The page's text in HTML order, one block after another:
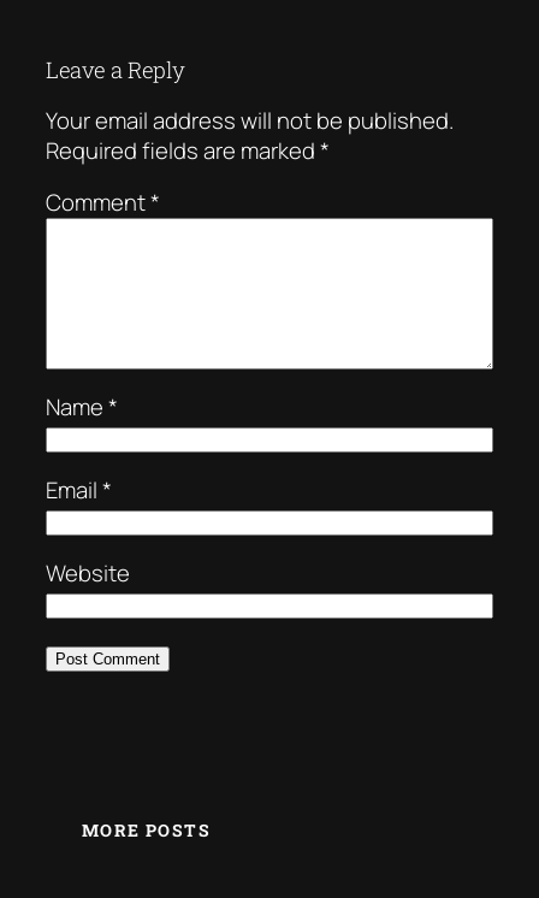
Leave a Reply
Your email address will not be published.
Required fields are marked*
Comment*
Name*
Email*
Website
MORE POSTS